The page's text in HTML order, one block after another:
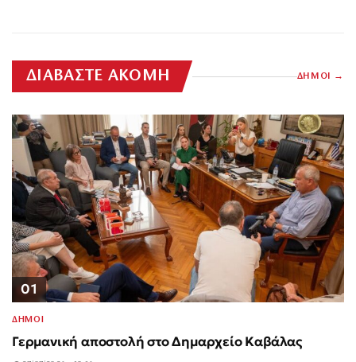
ΔΙΑΒΑΣΤΕ ΑΚΟΜΗ ΔΗΜΟΙ
01
ΔΗΜΟΙ
Γερμανική αποστολή στο Δημαρχείο Καβάλας